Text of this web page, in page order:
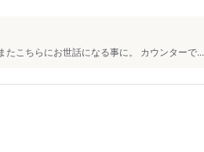
こちらにお世話になる事に。 カウンターで...